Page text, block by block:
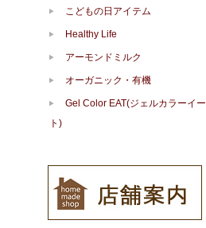
こどもの日アイテム
Healthy Life
アーモンドミルク
オーガニック・有機
Gel Color EAT(ジェルカラーイー
ト)